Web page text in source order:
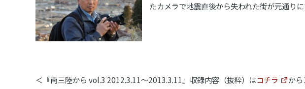
たカメラで地震直後から失われた街が元通り
＜『南三陸から vol.3 2012.3.11～2013.3.11』収録内容（抜粋）はコチラ から